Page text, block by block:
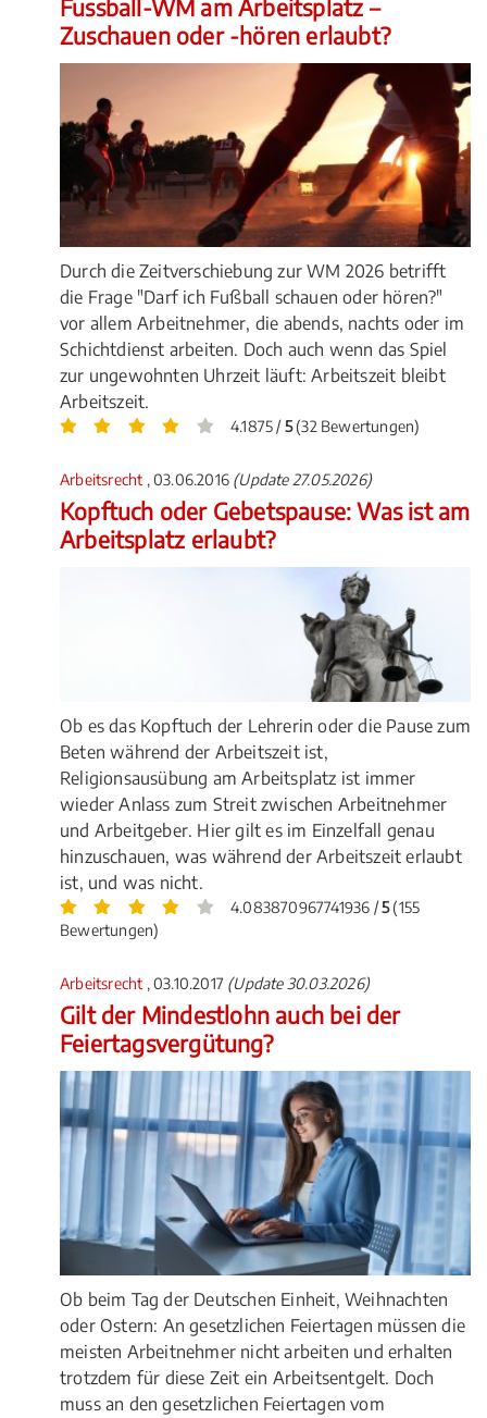
Fussball-WM am Arbeitsplatz –
Zuschauen oder -hören erlaubt?
Durch die Zeitverschiebung zur WM 2026 betrifft
die Frage "Darf ich Fußball schauen oder hören?"
vor allem Arbeitnehmer, die abends, nachts oder im
Schichtdienst arbeiten. Doch auch wenn das Spiel
zur ungewohnten Uhrzeit läuft: Arbeitszeit bleibt
Arbeitszeit.
4.1875 / 5(32 Bewertungen)
Arbeitsrecht , 03.06.2016 (Update 27.05.2026)
Kopftuch oder Gebetspause: Was ist am
Arbeitsplatz erlaubt?
Ob es das Kopftuch der Lehrerin oder die Pause zum
Beten während der Arbeitszeit ist,
Religionsausübung am Arbeitsplatz ist immer
wieder Anlass zum Streit zwischen Arbeitnehmer
und Arbeitgeber. Hier gilt es im Einzelfall genau
hinzuschauen, was während der Arbeitszeit erlaubt
ist, und was nicht.
4.083870967741936 /5(155
Bewertungen)
Arbeitsrecht , 03.10.2017 (Update 30.03.2026)
Gilt der Mindestlohn auch bei der
Feiertagsvergütung?
Ob beim Tag der Deutschen Einheit, Weihnachten
oder Ostern: An gesetzlichen Feiertagen müssen die
meisten Arbeitnehmer nicht arbeiten und erhalten
trotzdem für diese Zeit ein Arbeitsentgelt. Doch
muss an den gesetzlichen Feiertagen vom